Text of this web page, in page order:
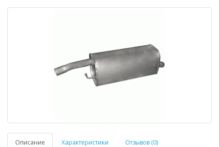
Описание Характеристики Отзывов (0)